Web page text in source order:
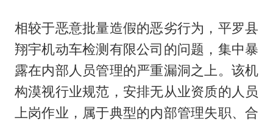
相较于恶意批量造假的恶劣行为，平罗县
翔宇机动车检测有限公司的问题，集中暴
露在内部人员管理的严重漏洞之上。该机
构漠视行业规范，安排无从业资质的人员
上岗作业，属于典型的内部管理失职、合